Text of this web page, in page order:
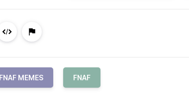
FNAF MEMES FNAF